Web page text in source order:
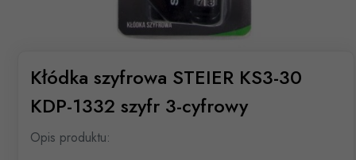
Kłódka szyfrowa STEIER KS3-30
KDP-1332 szyfr 3-cyfrowy
Opis produktu: